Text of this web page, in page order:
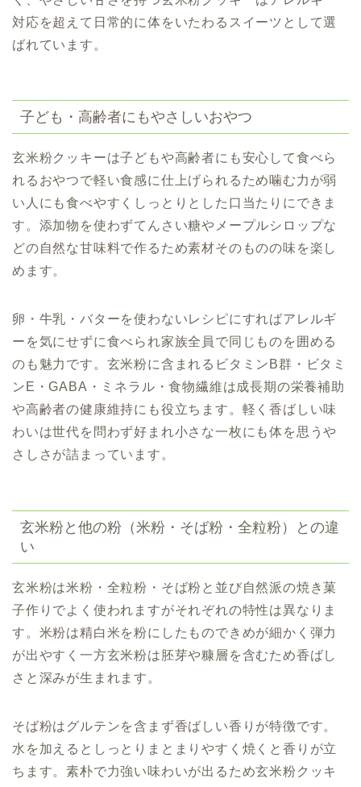
対応を超えて日常的に体をいたわるスイーツとして選
ばれています。
子ども・高齢者にもやさしいおやつ
玄米粉クッキーは子どもや高齢者にも安心して食べら
れるおやつで軽い食感に仕上げられるため噛む力が弱
い人にも食べやすくしっとりとした口当たりにできま
す。添加物を使わずてんさい糖やメープルシロップな
どの自然な甘味料で作るため素材そのものの味を楽し
めます。
卵・牛乳・バターを使わないレシピにすればアレルギ
ーを気にせずに食べられ家族全員で同じものを囲める
のも魅力です。玄米粉に含まれるビタミンB群・ビタミ
ンE・GABA・ミネラル・食物繊維は成長期の栄養補助
や高齢者の健康維持にも役立ちます。軽く香ばしい味
わいは世代を問わず好まれ小さな一枚にも体を思うや
さしさが詰まっています。
玄米粉と他の粉（米粉・そば粉・全粒粉）との違
い
玄米粉は米粉 ・全粒粉 ・そば粉と並び自然派の焼き菓
子作りでよく使われますがそれぞれの特性は異なりま
す。米粉は精白米を粉にしたものできめが細かく弾力
が出やすく一方玄米粉は胚芽や糠層を含むため香ばし
さと深みが生まれます。
そば粉はグルテンを含まず香ばしい香りが特徴です。
水を加えるとしっとりまとまりやすく焼くと香りが立
ちます。素朴で力強い味わいが出るため玄米粉クッキ